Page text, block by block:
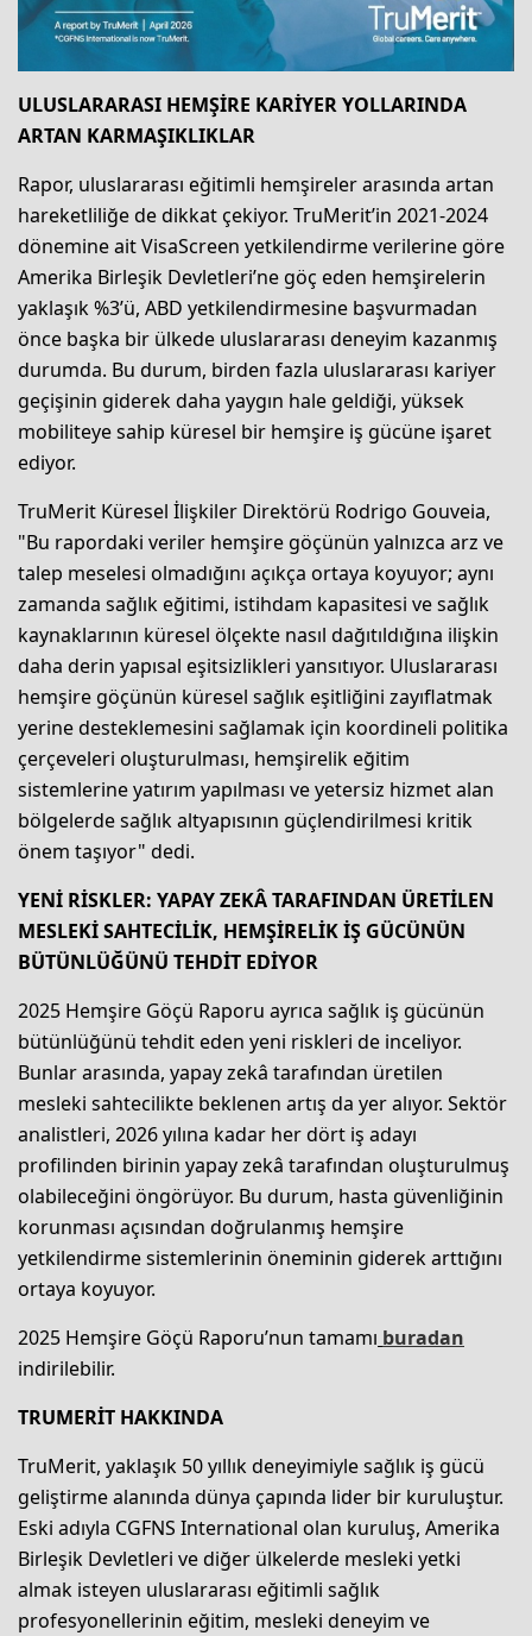
ULUSLARARASI HEMŞİRE KARİYER YOLLARINDA
ARTAN KARMAŞIKLIKLAR
Rapor, uluslararası eğitimli hemşireler arasında artan
hareketliliğe de dikkat çekiyor. TruMerit’in 2021-2024
dönemine ait VisaScreen yetkilendirme verilerine göre
Amerika Birleşik Devletleri’ne göç eden hemşirelerin
yaklaşık %3’ü, ABD yetkilendirmesine başvurmadan
önce başka bir ülkede uluslararası deneyim kazanmış
durumda. Bu durum, birden fazla uluslararası kariyer
geçişinin giderek daha yaygın hale geldiği, yüksek
mobiliteye sahip küresel bir hemşire iş gücüne işaret
ediyor.
TruMerit Küresel İlişkiler Direktörü Rodrigo Gouveia,
"Bu rapordaki veriler hemşire göçünün yalnızca arz ve
talep meselesi olmadığını açıkça ortaya koyuyor; aynı
zamanda sağlık eğitimi, istihdam kapasitesi ve sağlık
kaynaklarının küresel ölçekte nasıl dağıtıldığına ilişkin
daha derin yapısal eşitsizlikleri yansıtıyor. Uluslararası
hemşire göçünün küresel sağlık eşitliğini zayıflatmak
yerine desteklemesini sağlamak için koordineli politika
çerçeveleri oluşturulması, hemşirelik eğitim
sistemlerine yatırım yapılması ve yetersiz hizmet alan
bölgelerde sağlık altyapısının güçlendirilmesi kritik
önem taşıyor" dedi.
YENİ RİSKLER: YAPAY ZEKÂ TARAFINDAN ÜRETİLEN
MESLEKİ SAHTECİLİK, HEMŞİRELİK İŞ GÜCÜNÜN
BÜTÜNLÜĞÜNÜ TEHDİT EDİYOR
2025 Hemşire Göçü Raporu ayrıca sağlık iş gücünün
bütünlüğünü tehdit eden yeni riskleri de inceliyor.
Bunlar arasında, yapay zekâ tarafından üretilen
mesleki sahtecilikte beklenen artış da yer alıyor. Sektör
analistleri, 2026 yılına kadar her dört iş adayı
profilinden birinin yapay zekâ tarafından oluşturulmuş
olabileceğini öngörüyor. Bu durum, hasta güvenliğinin
korunması açısından doğrulanmış hemşire
yetkilendirme sistemlerinin öneminin giderek arttığını
ortaya koyuyor.
2025 Hemşire Göçü Raporu’nun tamamı buradan
indirilebilir.
TRUMERİT HAKKINDA
TruMerit, yaklaşık 50 yıllık deneyimiyle sağlık iş gücü
geliştirme alanında dünya çapında lider bir kuruluştur.
Eski adıyla CGFNS International olan kuruluş, Amerika
Birleşik Devletleri ve diğer ülkelerde mesleki yetki
almak isteyen uluslararası eğitimli sağlık
profesyonellerinin eğitim, mesleki deneyim ve